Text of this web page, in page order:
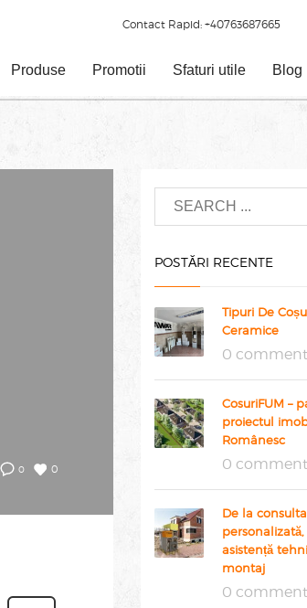
Contact Rapid: +40763687665
Produse Promotii Sfaturi utile Blog
0 0
POSTĂRI RECENTE
Tipuri De
Ceramice
0
CosuriFUM –
proiectul
Românesc
0
De la
personalizată,
asistență
montaj
0